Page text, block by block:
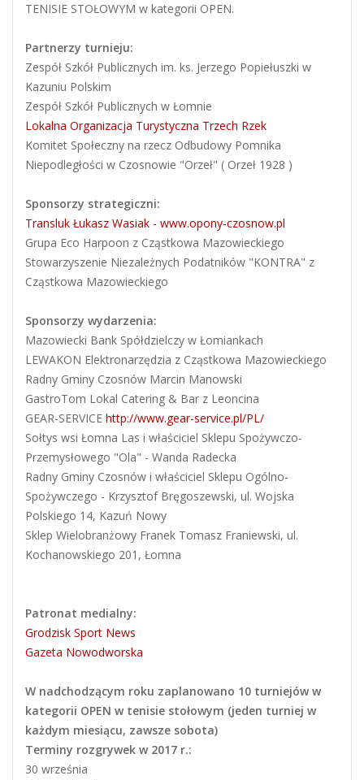
TENISIE STOŁOWYM w kategorii OPEN.
Partnerzy turnieju:
Zespół Szkół Publicznych im. ks. Jerzego Popiełuszki w
Kazuniu Polskim
Zespół Szkół Publicznych w Łomnie
Lokalna Organizacja Turystyczna Trzech Rzek
Komitet Społeczny na rzecz Odbudowy Pomnika
Niepodległości w Czosnowie "Orzeł" ( Orzeł 1928 )
Sponsorzy strategiczni:
Transluk Łukasz Wasiak - www.opony-czosnow.pl
Grupa Eco Harpoon z Cząstkowa Mazowieckiego
Stowarzyszenie Niezależnych Podatników "KONTRA" z
Cząstkowa Mazowieckiego
Sponsorzy wydarzenia:
Mazowiecki Bank Spółdzielczy w Łomiankach
LEWAKON Elektronarzędzia z Cząstkowa Mazowieckiego
Radny Gminy Czosnów Marcin Manowski
GastroTom Lokal Catering & Bar z Leoncina
GEAR-SERVICE http://www.gear-service.pl/PL/
Sołtys wsi Łomna Las i właściciel Sklepu Spożywczo-
Przemysłowego "Ola" - Wanda Radecka
Radny Gminy Czosnów i właściciel Sklepu Ogólno-
Spożywczego - Krzysztof Bręgoszewski, ul. Wojska
Polskiego 14, Kazuń Nowy
Sklep Wielobranżowy Franek Tomasz Franiewski, ul.
Kochanowskiego 201, Łomna
Patronat medialny:
Grodzisk Sport News
Gazeta Nowodworska
W nadchodzącym roku zaplanowano 10 turniejów w
kategorii OPEN w tenisie stołowym (jeden turniej w
każdym miesiącu, zawsze sobota)
Terminy rozgrywek w 2017 r.:
30 września